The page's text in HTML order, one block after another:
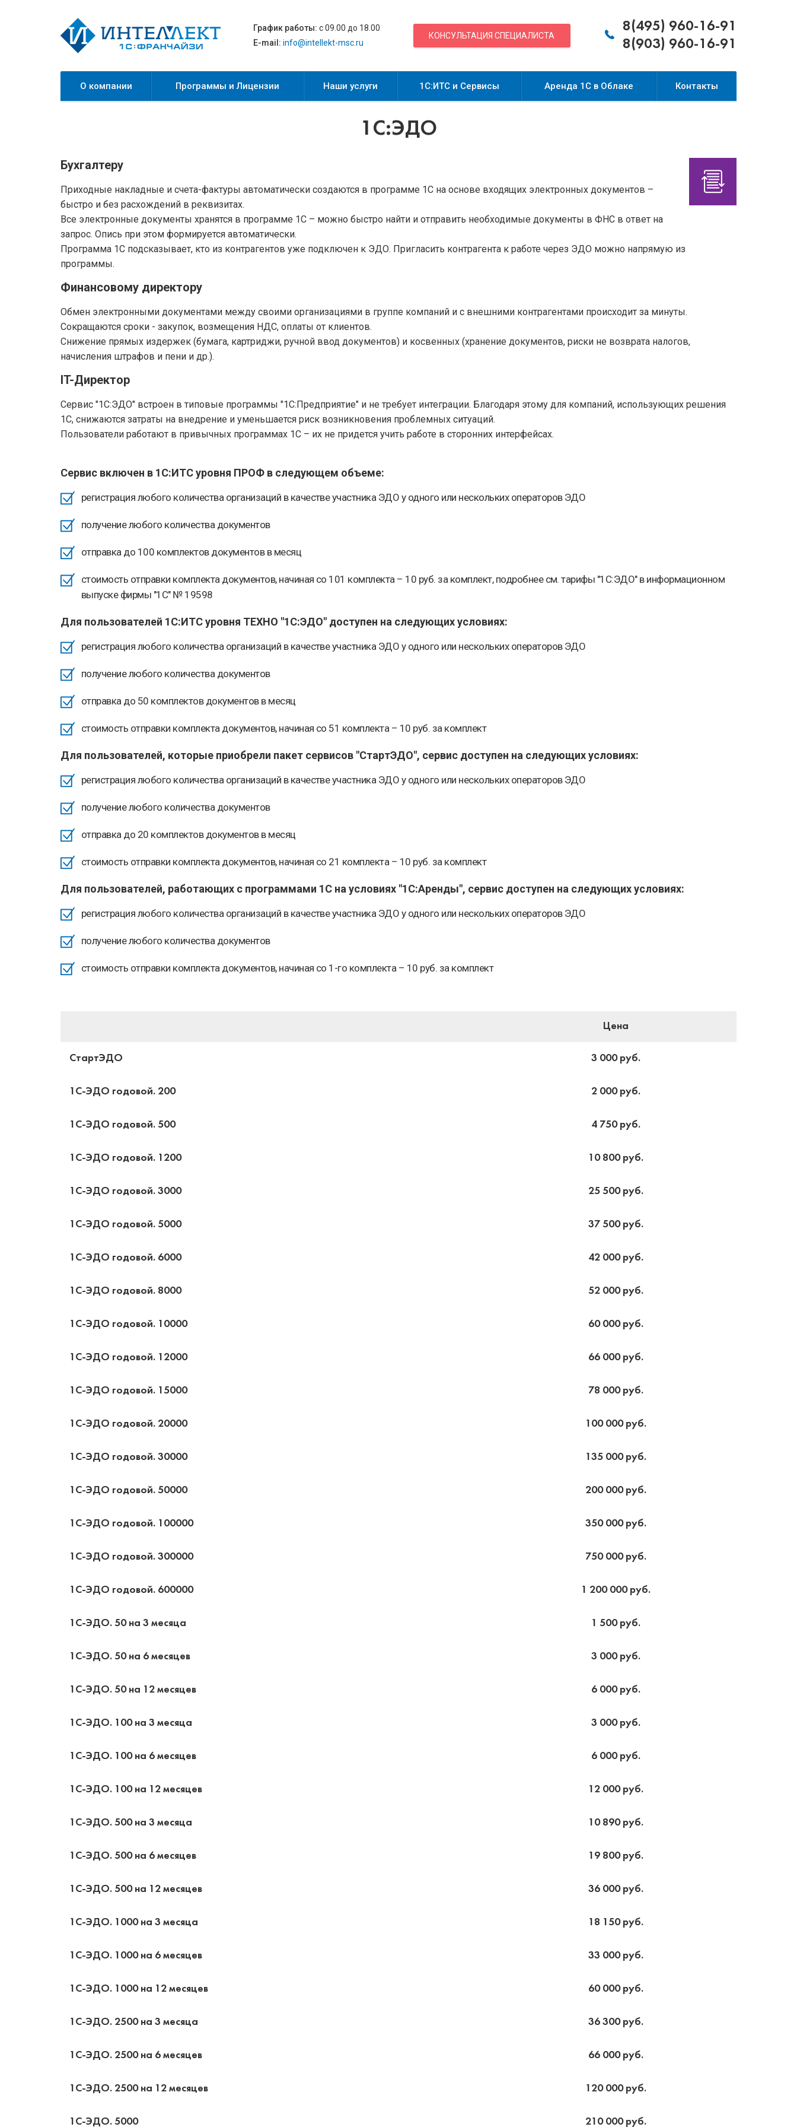
График работы: с 09.00 до 18.00
E-mail: info@intellekt-msc.ru
КОНСУЛЬТАЦИЯ СПЕЦИАЛИСТА
8(495) 960-16-91
8(903) 960-16-91
О компании Программы и Лицензии Наши услуги 1С:ИТС и Сервисы Аренда 1С в Облаке Контакты
1С:ЭДО
Бухгалтеру
Приходные накладные и счета-фактуры автоматически создаются в программе 1С на основе входящих электронных документов –
быстро и без расхождений в реквизитах.
Все электронные документы хранятся в программе 1С – можно быстро найти и отправить необходимые документы в ФНС в ответ на
запрос. Опись при этом формируется автоматически.
Программа 1С подсказывает, кто из контрагентов уже подключен к ЭДО. Пригласить контрагента к работе через ЭДО можно напрямую из
программы.
Финансовому директору
Обмен электронными документами между своими организациями в группе компаний и с внешними контрагентами происходит за минуты.
Сокращаются сроки - закупок, возмещения НДС, оплаты от клиентов.
Снижение прямых издержек (бумага, картриджи, ручной ввод документов) и косвенных (хранение документов, риски не возврата налогов,
начисления штрафов и пени и др.).
IT-Директор
Сервис "1С:ЭДО" встроен в типовые программы "1С:Предприятие" и не требует интеграции. Благодаря этому для компаний, использующих решения
1С, снижаются затраты на внедрение и уменьшается риск возникновения проблемных ситуаций.
Пользователи работают в привычных программах 1С – их не придется учить работе в сторонних интерфейсах.
Сервис включен в 1С:ИТС уровня ПРОФ в следующем объеме:
регистрация любого количества организаций в качестве участника ЭДО у одного или нескольких операторов ЭДО
получение любого количества документов
отправка до 100 комплектов документов в месяц
стоимость отправки комплекта документов, начиная со 101 комплекта – 10 руб. за комплект, подробнее см. тарифы "1С:ЭДО" в информационном
выпуске фирмы "1С" № 19598
Для пользователей 1С:ИТС уровня ТЕХНО "1С:ЭДО" доступен на следующих условиях:
регистрация любого количества организаций в качестве участника ЭДО у одного или нескольких операторов ЭДО
получение любого количества документов
отправка до 50 комплектов документов в месяц
стоимость отправки комплекта документов, начиная со 51 комплекта – 10 руб. за комплект
Для пользователей, которые приобрели пакет сервисов "СтартЭДО", сервис доступен на следующих условиях:
регистрация любого количества организаций в качестве участника ЭДО у одного или нескольких операторов ЭДО
получение любого количества документов
отправка до 20 комплектов документов в месяц
стоимость отправки комплекта документов, начиная со 21 комплекта – 10 руб. за комплект
Для пользователей, работающих с программами 1С на условиях "1С:Аренды", сервис доступен на следующих условиях:
регистрация любого количества организаций в качестве участника ЭДО у одного или нескольких операторов ЭДО
получение любого количества документов
стоимость отправки комплекта документов, начиная со 1-го комплекта – 10 руб. за комплект
Цена
СтартЭДО 3 000 руб.
1С-ЭДО годовой. 200 2 000 руб.
1С-ЭДО годовой. 500 4 750 руб.
1С-ЭДО годовой. 1200 10 800 руб.
1С-ЭДО годовой. 3000 25 500 руб.
1С-ЭДО годовой. 5000 37 500 руб.
1С-ЭДО годовой. 6000 42 000 руб.
1С-ЭДО годовой. 8000 52 000 руб.
1С-ЭДО годовой. 10000 60 000 руб.
1С-ЭДО годовой. 12000 66 000 руб.
1С-ЭДО годовой. 15000 78 000 руб.
1С-ЭДО годовой. 20000 100 000 руб.
1С-ЭДО годовой. 30000 135 000 руб.
1С-ЭДО годовой. 50000 200 000 руб.
1С-ЭДО годовой. 100000 350 000 руб.
1С-ЭДО годовой. 300000 750 000 руб.
1С-ЭДО годовой. 600000 1 200 000 руб.
1С-ЭДО. 50 на 3 месяца 1 500 руб.
1С-ЭДО. 50 на 6 месяцев 3 000 руб.
1С-ЭДО. 50 на 12 месяцев 6 000 руб.
1С-ЭДО. 100 на 3 месяца 3 000 руб.
1С-ЭДО. 100 на 6 месяцев 6 000 руб.
1С-ЭДО. 100 на 12 месяцев 12 000 руб.
1С-ЭДО. 500 на 3 месяца 10 890 руб.
1С-ЭДО. 500 на 6 месяцев 19 800 руб.
1С-ЭДО. 500 на 12 месяцев 36 000 руб.
1С-ЭДО. 1000 на 3 месяца 18 150 руб.
1С-ЭДО. 1000 на 6 месяцев 33 000 руб.
1С-ЭДО. 1000 на 12 месяцев 60 000 руб.
1С-ЭДО. 2500 на 3 месяца 36 300 руб.
1С-ЭДО. 2500 на 6 месяцев 66 000 руб.
1С-ЭДО. 2500 на 12 месяцев 120 000 руб.
1С-ЭДО. 5000 210 000 руб.